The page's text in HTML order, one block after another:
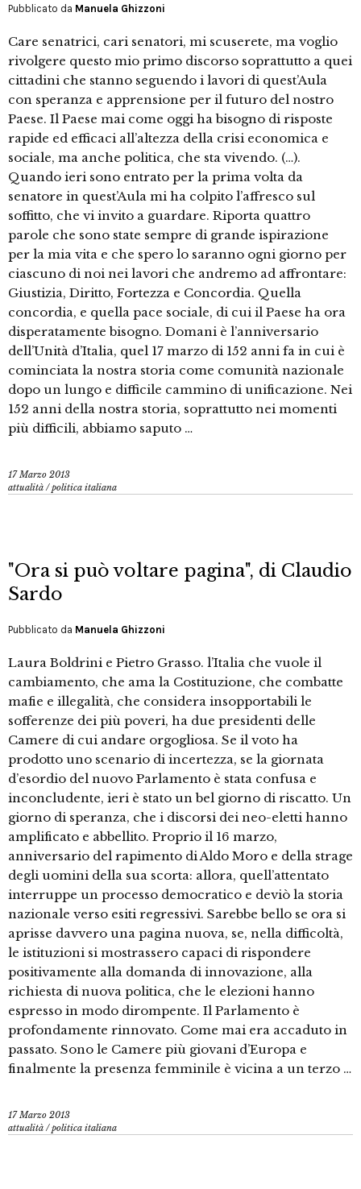
Pubblicato da Manuela Ghizzoni
Care senatrici, cari senatori, mi scuserete, ma voglio
rivolgere questo mio primo discorso soprattutto a quei
cittadini che stanno seguendo i lavori di quest’Aula
con speranza e apprensione per il futuro del nostro
Paese. Il Paese mai come oggi ha bisogno di risposte
rapide ed efficaci all’altezza della crisi economica e
sociale, ma anche politica, che sta vivendo. (…).
Quando ieri sono entrato per la prima volta da
senatore in quest’Aula mi ha colpito l’affresco sul
soffitto, che vi invito a guardare. Riporta quattro
parole che sono state sempre di grande ispirazione
per la mia vita e che spero lo saranno ogni giorno per
ciascuno di noi nei lavori che andremo ad affrontare:
Giustizia, Diritto, Fortezza e Concordia. Quella
concordia, e quella pace sociale, di cui il Paese ha ora
disperatamente bisogno. Domani è l’anniversario
dell’Unità d’Italia, quel 17 marzo di 152 anni fa in cui è
cominciata la nostra storia come comunità nazionale
dopo un lungo e difficile cammino di unificazione. Nei
152 anni della nostra storia, soprattutto nei momenti
più difficili, abbiamo saputo …
17 Marzo 2013
attualità /politica italiana
"Ora si può voltare pagina", di Claudio
Sardo
Pubblicato da Manuela Ghizzoni
Laura Boldrini e Pietro Grasso. l’Italia che vuole il
cambiamento, che ama la Costituzione, che combatte
mafie e illegalità, che considera insopportabili le
sofferenze dei più poveri, ha due presidenti delle
Camere di cui andare orgogliosa. Se il voto ha
prodotto uno scenario di incertezza, se la giornata
d’esordio del nuovo Parlamento è stata confusa e
inconcludente, ieri è stato un bel giorno di riscatto. Un
giorno di speranza, che i discorsi dei neo-eletti hanno
amplificato e abbellito. Proprio il 16 marzo,
anniversario del rapimento di Aldo Moro e della strage
degli uomini della sua scorta: allora, quell’attentato
interruppe un processo democratico e deviò la storia
nazionale verso esiti regressivi. Sarebbe bello se ora si
aprisse davvero una pagina nuova, se, nella difficoltà,
le istituzioni si mostrassero capaci di rispondere
positivamente alla domanda di innovazione, alla
richiesta di nuova politica, che le elezioni hanno
espresso in modo dirompente. Il Parlamento è
profondamente rinnovato. Come mai era accaduto in
passato. Sono le Camere più giovani d’Europa e
finalmente la presenza femminile è vicina a un terzo …
17 Marzo 2013
attualità /politica italiana